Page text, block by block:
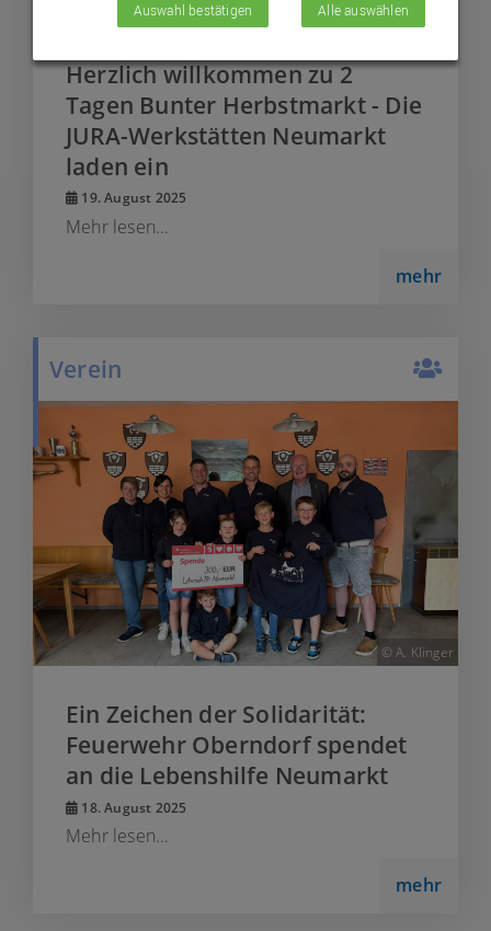
© Lebenshilfe Neumarkt e.V.
Herzlich willkommen zu 2
Tagen Bunter Herbstmarkt - Die
JURA-Werkstätten Neumarkt
laden ein
19. August 2025
Mehr lesen...
mehr
Verein
© A. Klinger
Ein Zeichen der Solidarität:
Feuerwehr Oberndorf spendet
an die Lebenshilfe Neumarkt
18. August 2025
Mehr lesen...
mehr
Auswahl bestätigen Alle auswählen